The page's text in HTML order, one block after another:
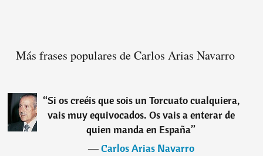
Más frases populares de Carlos Arias Navarro
“Si os creéis que sois un Torcuato cualquiera,
vais muy equivocados. Os vais a enterar de
quien manda en España”
―Carlos Arias Navarro